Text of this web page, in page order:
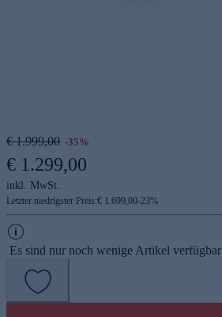
€ 1.999,00 -35%
€ 1.299,00
inkl. MwSt.
Letzter niedrigster Preis:€ 1.699,00-23%
Es sind nur noch wenige Artikel verfügbar